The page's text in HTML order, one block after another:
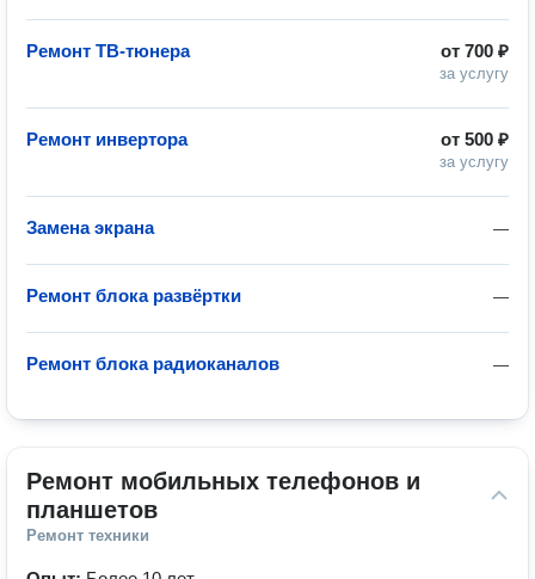
от 700 ₽
за услугу
Ремонт ТВ-тюнера
от 500 ₽
за услугу
Ремонт инвертора
—
Замена экрана
—
Ремонт блока развёртки
—
Ремонт блока радиоканалов
Ремонт мобильных телефонов и
планшетов
Ремонт техники